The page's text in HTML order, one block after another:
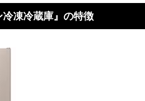
冷凍冷蔵庫』の特徴